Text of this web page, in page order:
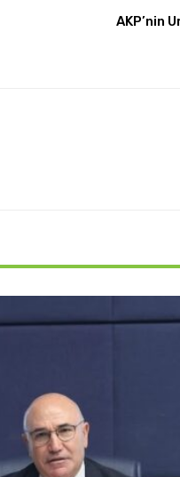
AKP’nin